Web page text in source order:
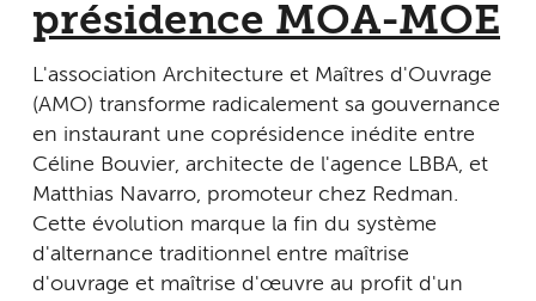
présidence MOA-MOE
L'association Architecture et Maîtres d'Ouvrage
(AMO) transforme radicalement sa gouvernance
en instaurant une coprésidence inédite entre
Céline Bouvier, architecte de l'agence LBBA, et
Matthias Navarro, promoteur chez Redman.
Cette évolution marque la fin du système
d'alternance traditionnel entre maîtrise
d'ouvrage et maîtrise d'œuvre au profit d'un